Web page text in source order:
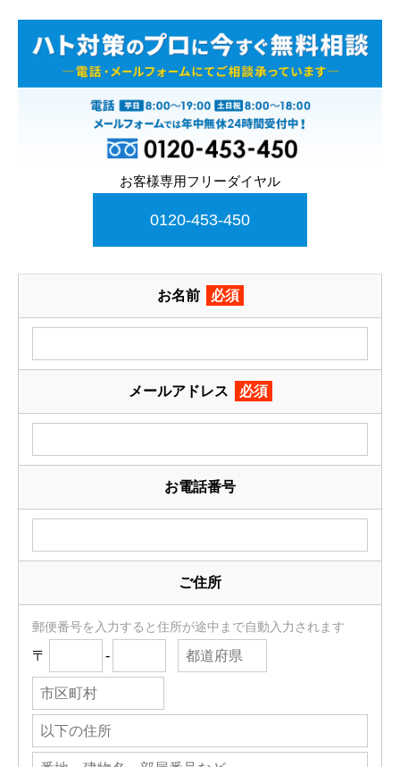
お客様専用フリーダイヤル
0120-453-450
お名前 必須
メールアドレス 必須
お電話番号
ご住所
郵便番号を入力すると住所が途中まで自動入力されます
〒 -